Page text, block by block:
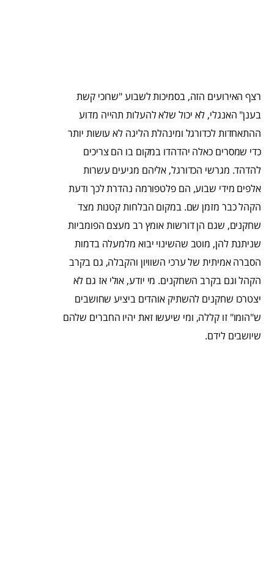
רצף האירועים הזה, בסמיכות לשבוע "שרוכי קשת
בענן" האנגלי, לא יכול שלא להעלות תהייה מדוע
ההתאחדות לכדורגל ומינהלת הליגה לא עושות יותר
כדי שמסרים כאלה יהדהדו במקום בו הם צריכים
להדהד. מגרשי הכדורגל, אליהם מגיעים עשרות
אלפים מידי שבוע, הם פלטפורמה נהדרת לכך ודעת
הקהל כבר מזמן שם. במקום הבלחות קטנות מצד
שחקנים, שגם הן דורשות אומץ רב מעצם הפומביות
שניתנת להן, מוטב שהשינוי יבוא מלמעלה בדמות
הסברה אמיתית של ערכי השוויון והקבלה, גם בקרב
הקהל וגם בקרב השחקנים. מי יודע, אולי אז גם לא
יצטרכו שחקנים להשתיק אוהדים ביציע שחושבים
ש"הומו" זו קללה, ומי שיעשו זאת יהיו החברים שלהם
שיושבים לידם.